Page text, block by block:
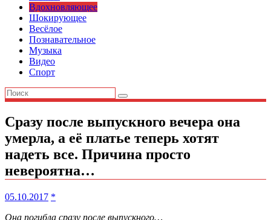
Вдохновляющее
Шокирующее
Весёлое
Познавательное
Музыка
Видео
Спорт
Сразу после выпускного вечера она
умерла, а её платье теперь хотят
надеть все. Причина просто
невероятна…
05.10.2017 *
Она погибла сразу после выпускного…